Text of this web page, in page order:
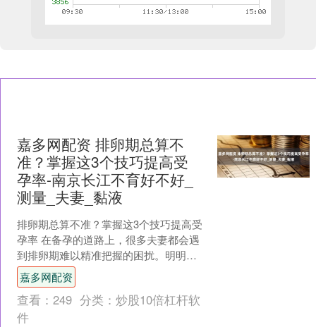
嘉多网配资 排卵期总算不
准？掌握这3个技巧提高受
孕率-南京长江不育好不好_
测量_夫妻_黏液
排卵期总算不准？掌握这3个技巧提高受
孕率 在备孕的道路上，很多夫妻都会遇
到排卵期难以精准把握的困扰。明明期
待着新生命的到来，却总是在迷茫中等
待，这无疑让人有些焦....
嘉多网配资
查看： 249 分类： 炒股10倍杠杆软
件